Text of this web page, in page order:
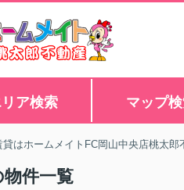
ア検索 マップ
貸はホームメイトFC岡山中央店桃太郎
件一覧